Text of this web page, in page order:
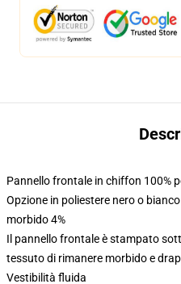
Pannello frontale in chiffon 100%
Opzione in poliestere nero o
morbido 4%
Il pannello frontale è stampato
tessuto di rimanere morbido e
Vestibilità fluida